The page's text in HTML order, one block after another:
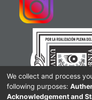
We collect and process
following purposes:
Acknowledgement and